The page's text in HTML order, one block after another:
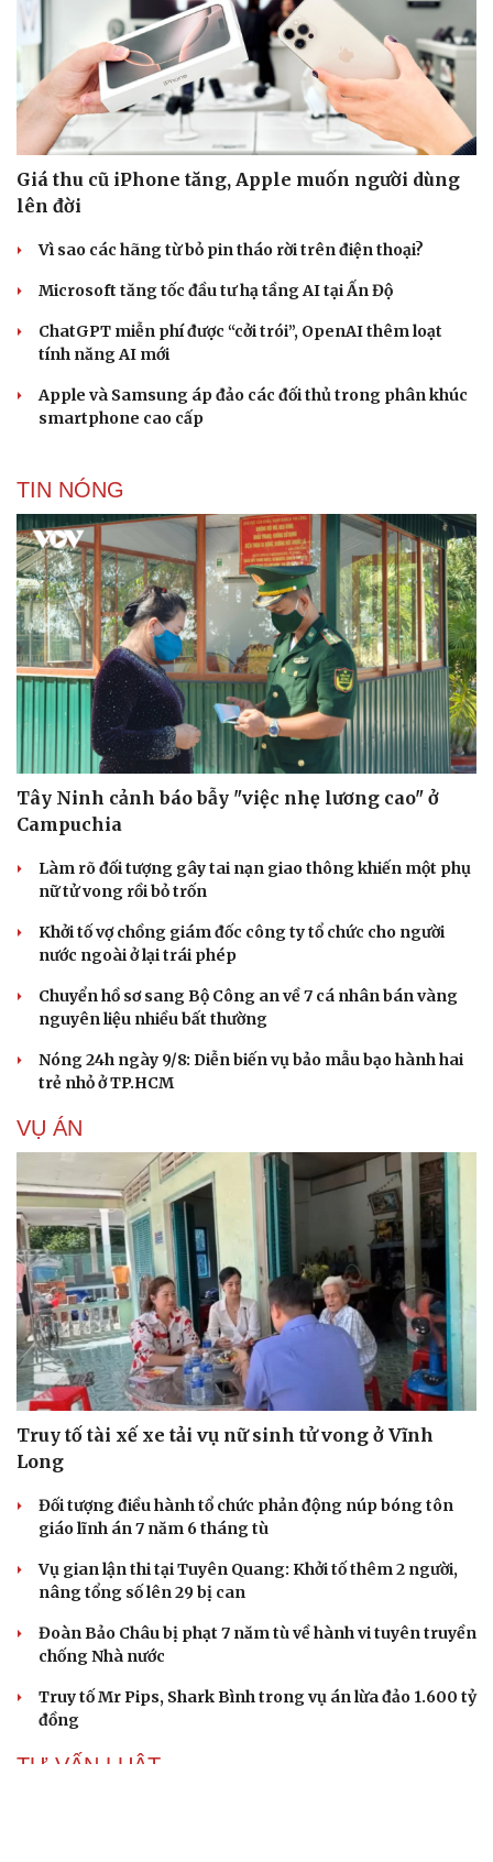
Giá thu cũ iPhone tăng, Apple muốn người dùng
lên đời
Vì sao các hãng từ bỏ pin tháo rời trên điện thoại?
Microsoft tăng tốc đầu tư hạ tầng AI tại Ấn Độ
ChatGPT miễn phí được “cởi trói”, OpenAI thêm loạt
tính năng AI mới
Apple và Samsung áp đảo các đối thủ trong phân khúc
smartphone cao cấp
TIN NÓNG
Tây Ninh cảnh báo bẫy "việc nhẹ lương cao" ở
Campuchia
Làm rõ đối tượng gây tai nạn giao thông khiến một phụ
nữ tử vong rồi bỏ trốn
Khởi tố vợ chồng giám đốc công ty tổ chức cho người
nước ngoài ở lại trái phép
Chuyển hồ sơ sang Bộ Công an về 7 cá nhân bán vàng
nguyên liệu nhiều bất thường
Nóng 24h ngày 9/8: Diễn biến vụ bảo mẫu bạo hành hai
trẻ nhỏ ở TP.HCM
VỤ ÁN
Truy tố tài xế xe tải vụ nữ sinh tử vong ở Vĩnh
Long
Đối tượng điều hành tổ chức phản động núp bóng tôn
giáo lĩnh án 7 năm 6 tháng tù
Vụ gian lận thi tại Tuyên Quang: Khởi tố thêm 2 người,
nâng tổng số lên 29 bị can
Đoàn Bảo Châu bị phạt 7 năm tù về hành vi tuyên truyền
chống Nhà nước
Truy tố Mr Pips, Shark Bình trong vụ án lừa đảo 1.600 tỷ
đồng
TƯ VẤN LUẬT